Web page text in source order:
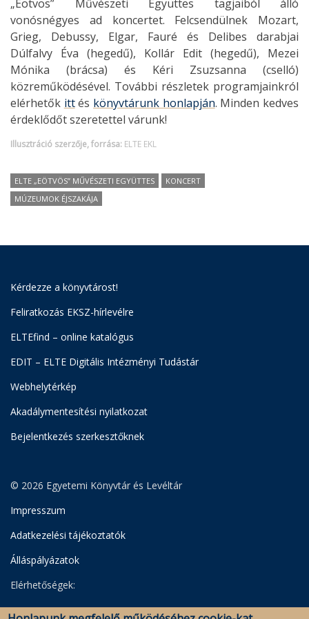
„Eötvös” Művészeti Együttes tagjaiból álló
vonósnégyes ad koncertet. Felcsendülnek Mozart,
Grieg, Debussy, Elgar, Fauré és Delibes darabjai
Dúlfalvy Éva (hegedű), Kollár Edit (hegedű), Mezei
Mónika (brácsa) és Kéri Zsuzsanna (cselló)
közreműködésével. További részletek programjainkról
elérhetők ittés könyvtárunk honlapján. Minden kedves
érdeklődőt szeretettel várunk!
Illusztráció szerzője, forrása: ELTE EKL
ELTE „EÖTVÖS” MŰVÉSZETI EGYÜTTES
KONCERT
MÚZEUMOK ÉJSZAKÁJA
Kérdezze a könyvtárost!
Feliratkozás EKSZ-hírlevélre
ELTEfind – online katalógus
EDIT – ELTE Digitális Intézményi Tudástár
Webhelytérkép
Akadálymentesítési nyilatkozat
Bejelentkezés szerkesztőknek
© 2026 Egyetemi Könyvtár és Levéltár
Impresszum
Adatkezelési tájékoztatók
Álláspályázatok
Elérhetőségek:
Egyetemi Könyvtár